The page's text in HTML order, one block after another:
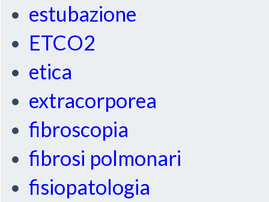
estubazione
ETCO2
etica
extracorporea
fibroscopia
fibrosi polmonari
fisiopatologia